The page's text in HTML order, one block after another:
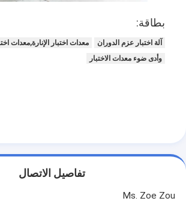
بطاقة:
آلة اختبار عزم الدوران
معدات اختبار الإنارة,معدات
وأدى ضوء معدات الاختبار
تفاصيل الاتصال
Ms. Zoe Zou